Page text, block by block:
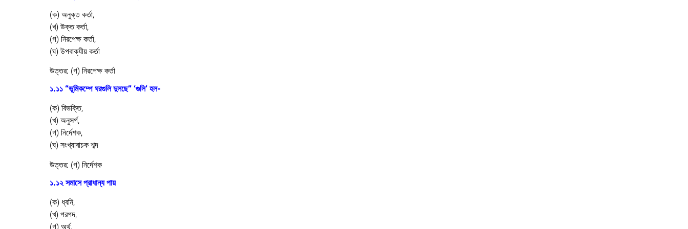
(ক) অনুক্ত কর্তা,
(খ) উক্ত কর্তা,
(গ) নিরপেক্ষ কর্তা,
(ঘ) উপবাক্যীয় কর্তা
উত্তর: (গ) নিরপেক্ষ কর্তা
১.১১ “ভূমিকম্পে ঘরগুলি দুলছে” ‘গুলি’ হল-
(ক) বিভক্তি,
(খ) অনুসর্গ,
(গ) নির্দেশক,
(ঘ) সংখ্যাবাচক শব্দ
উত্তর: (গ) নির্দেশক
১.১২ সমাসে প্রাধান্য পায়
(ক) ধ্বনি,
(খ) পরপদ,